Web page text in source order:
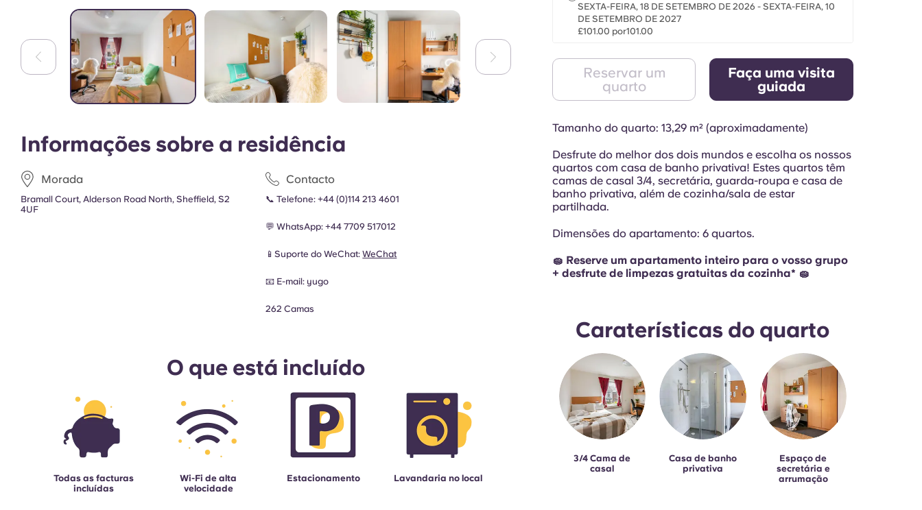
Informações sobre a residência
Morada
Bramall Court, Alderson Road North, Sheffield, S2
4UF
Contacto
📞 Telefone:+44 (0)114 213 4601
💬 WhatsApp:+44 7709 517012
📱Suporte do WeChat:WeChat
📧 E-mail: yugo
262 Camas
O que está incluído
Todas as facturas
incluídas
Wi-Fi de alta
velocidade
Estacionamento Lavandaria no local
SEXTA-FEIRA, 18 DE SETEMBRO DE 2026 - SEXTA-FEIRA, 10
DE SETEMBRO DE 2027
£101.00 por101.00
1.º semestre
SEXTA-FEIRA, 18 DE SETEMBRO DE 2026 - SEXTA-FEIRA, 8
DE JANEIRO DE 2027
£114.00 por114.00
Reservar um
quarto
Faça uma visita
guiada
Tamanho do quarto: 13,29 m² (aproximadamente)
Desfrute do melhor dos dois mundos e escolha os nossos
quartos com casa de banho privativa! Estes quartos têm
camas de casal 3/4, secretária, guarda-roupa e casa de
banho privativa, além de cozinha/sala de estar
partilhada.
Dimensões do apartamento: 6 quartos.
🧽 Reserve um apartamento inteiro para o vosso grupo
+ desfrute de limpezas gratuitas da cozinha* 🧽
Caraterísticas do quarto
3/4 Cama de
casal
Casa de banho
privativa
Espaço de
secretária e
arrumação